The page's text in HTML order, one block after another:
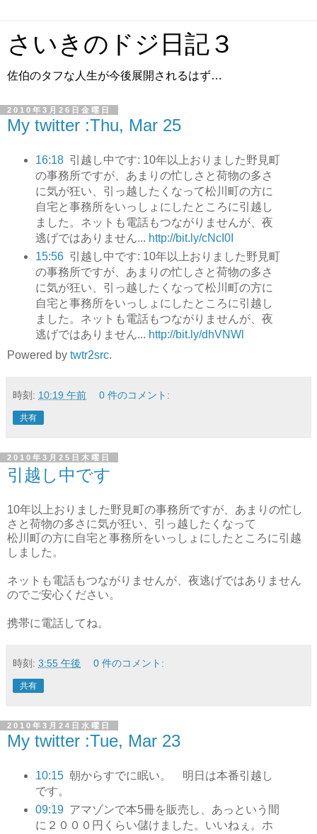
さいきのドジ日記３
佐伯のタフな人生が今後展開されるはず…
2010年3月26日金曜日
My twitter :Thu, Mar 25
16:18 引越し中です: 10年以上おりました野見町
の事務所ですが、あまりの忙しさと荷物の多さ
に気が狂い、引っ越したくなって松川町の方に
自宅と事務所をいっしょにしたところに引越し
ました。ネットも電話もつながりませんが、夜
逃げではありません... http://bit.ly/cNcI0I
15:56 引越し中です: 10年以上おりました野見町
の事務所ですが、あまりの忙しさと荷物の多さ
に気が狂い、引っ越したくなって松川町の方に
自宅と事務所をいっしょにしたところに引越し
ました。ネットも電話もつながりませんが、夜
逃げではありません... http://bit.ly/dhVNWl
Powered by twtr2src.
時刻: 10:19 午前 0 件のコメント:
共有
2010年3月25日木曜日
引越し中です
10年以上おりました野見町の事務所ですが、あまりの忙し
さと荷物の多さに気が狂い、引っ越したくなって
松川町の方に自宅と事務所をいっしょにしたところに引越
しました。
ネットも電話もつながりませんが、夜逃げではありません
のでご安心ください。
携帯に電話してね。
時刻: 3:55 午後 0 件のコメント:
共有
2010年3月24日水曜日
My twitter :Tue, Mar 23
10:15 朝からすでに眠い。 明日は本番引越し
です。
09:19 アマゾンで本5冊を販売し、あっという間
に２０００円くらい儲けました。いいねぇ。ホ